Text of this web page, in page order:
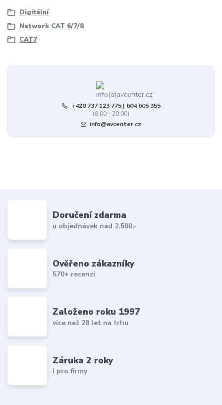
Digitální
Network CAT 6/7/8
CAT7
+420 737 123 775 | 604 605 355
(8:00 - 20:00)
info@avcenter.cz
Doručení zdarma
u objednávek nad 2.500,-
Ověřeno zákazníky
570+ recenzí
Založeno roku 1997
více než 28 let na trhu
Záruka 2 roky
i pro firmy